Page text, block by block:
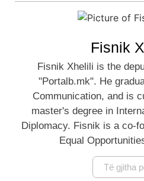
Fisnik
Fisnik Xhelili is the
"Portalb.mk". He
Communication, and is
master's degree in
Diplomacy. Fisnik is a co-
Equal
Të gjitha